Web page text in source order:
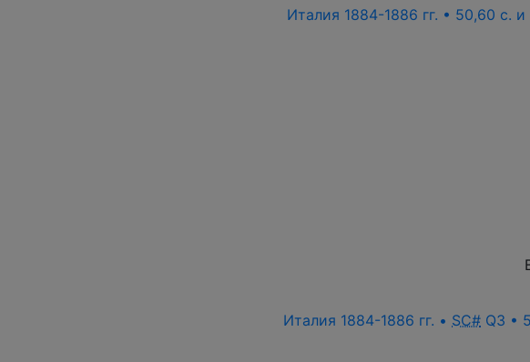
Италия 1884-1886 гг. • 50,60 c.
Италия 1884-1886 гг. • SC# Q3 •